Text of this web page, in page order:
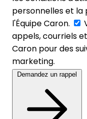
personnelles et la
l'Équipe Caron.
appels, courriels
Caron pour des
marketing.
Demandez un rappel